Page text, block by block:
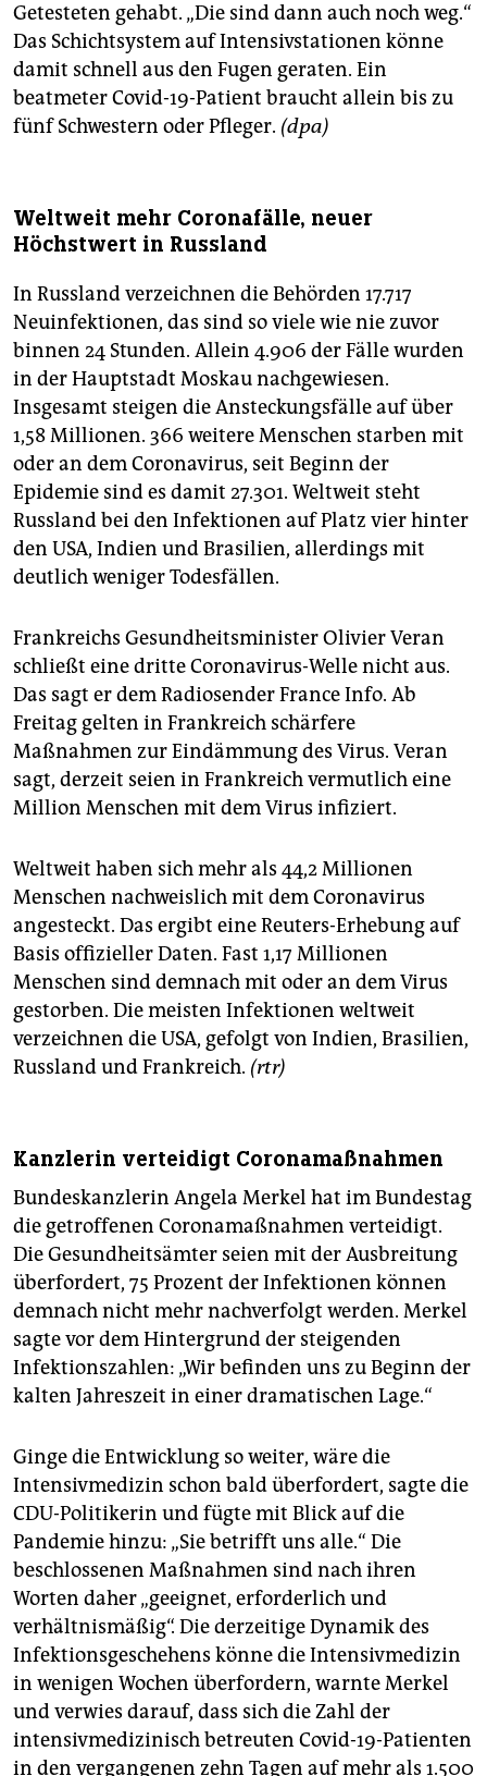
Getesteten gehabt. „Die sind dann auch noch weg.“
Das Schichtsystem auf Intensivstationen könne
damit schnell aus den Fugen geraten. Ein
beatmeter Covid-19-Patient braucht allein bis zu
fünf Schwestern oder Pfleger. (dpa)
Weltweit mehr Coronafälle, neuer
Höchstwert in Russland
In Russland verzeichnen die Behörden 17.717
Neuinfektionen, das sind so viele wie nie zuvor
binnen 24 Stunden. Allein 4.906 der Fälle wurden
in der Hauptstadt Moskau nachgewiesen.
Insgesamt steigen die Ansteckungsfälle auf über
1,58 Millionen. 366 weitere Menschen starben mit
oder an dem Coronavirus, seit Beginn der
Epidemie sind es damit 27.301. Weltweit steht
Russland bei den Infektionen auf Platz vier hinter
den USA, Indien und Brasilien, allerdings mit
deutlich weniger Todesfällen.
Frankreichs Gesundheitsminister Olivier Veran
schließt eine dritte Coronavirus-Welle nicht aus.
Das sagt er dem Radiosender France Info. Ab
Freitag gelten in Frankreich schärfere
Maßnahmen zur Eindämmung des Virus. Veran
sagt, derzeit seien in Frankreich vermutlich eine
Million Menschen mit dem Virus infiziert.
Weltweit haben sich mehr als 44,2 Millionen
Menschen nachweislich mit dem Coronavirus
angesteckt. Das ergibt eine Reuters-Erhebung auf
Basis offizieller Daten. Fast 1,17 Millionen
Menschen sind demnach mit oder an dem Virus
gestorben. Die meisten Infektionen weltweit
verzeichnen die USA, gefolgt von Indien, Brasilien,
Russland und Frankreich. (rtr)
Kanzlerin verteidigt Coronamaßnahmen
Bundeskanzlerin Angela Merkel hat im Bundestag
die getroffenen Coronamaßnahmen verteidigt.
Die Gesundheitsämter seien mit der Ausbreitung
überfordert, 75 Prozent der Infektionen können
demnach nicht mehr nachverfolgt werden. Merkel
sagte vor dem Hintergrund der steigenden
Infektionszahlen: „Wir befinden uns zu Beginn der
kalten Jahreszeit in einer dramatischen Lage.“
Ginge die Entwicklung so weiter, wäre die
Intensivmedizin schon bald überfordert, sagte die
CDU-Politikerin und fügte mit Blick auf die
Pandemie hinzu: „Sie betrifft uns alle.“ Die
beschlossenen Maßnahmen sind nach ihren
Worten daher „geeignet, erforderlich und
verhältnismäßig“. Die derzeitige Dynamik des
Infektionsgeschehens könne die Intensivmedizin
in wenigen Wochen überfordern, warnte Merkel
und verwies darauf, dass sich die Zahl der
intensivmedizinisch betreuten Covid-19-Patienten
in den vergangenen zehn Tagen auf mehr als 1.500